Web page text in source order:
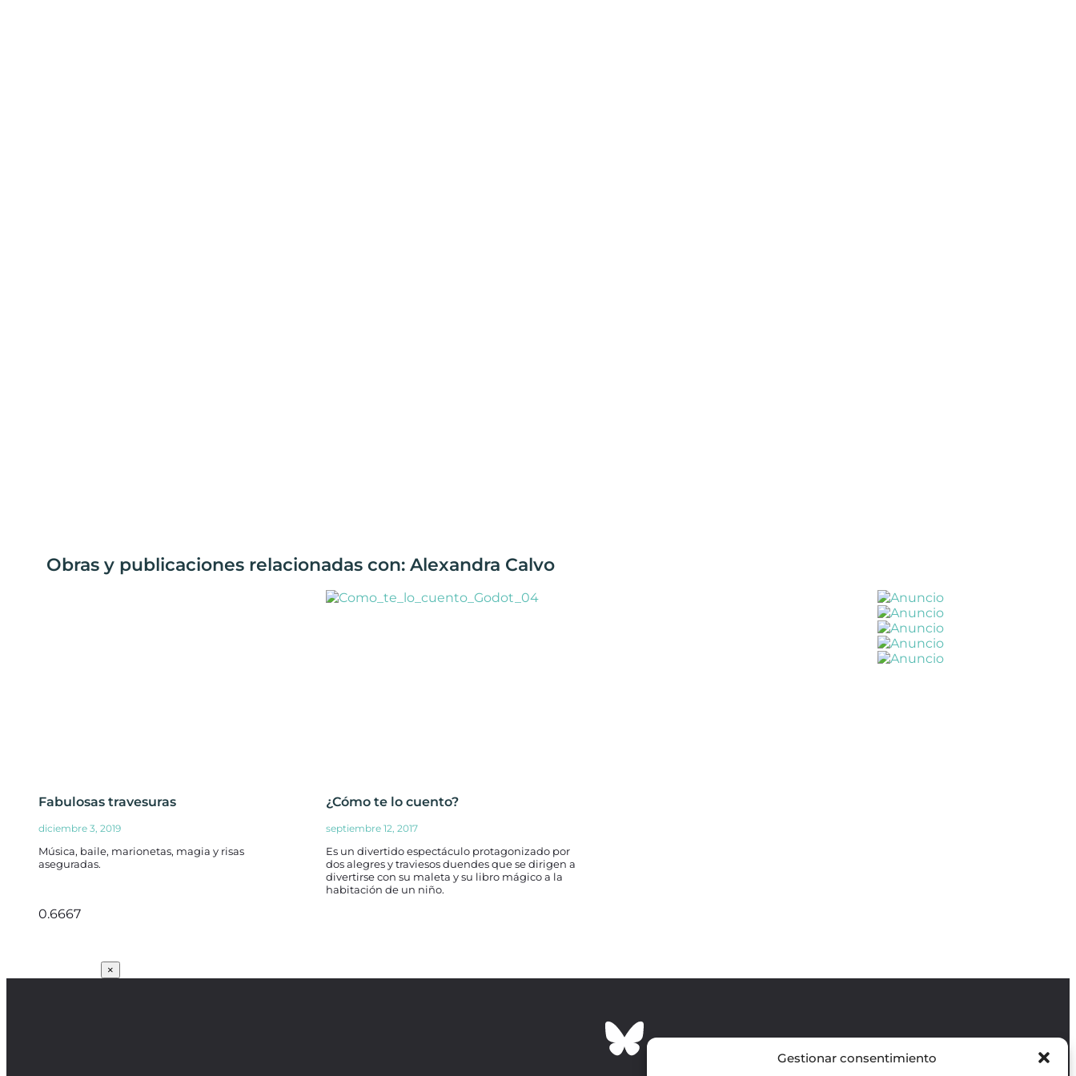
Gestionar consentimiento
Obras y publicaciones relacionadas con: Alexandra Calvo
Fabulosas travesuras
diciembre 3, 2019
Música, baile, marionetas, magia y risas
aseguradas.
¿Cómo te lo cuento?
septiembre 12, 2017
Es un divertido espectáculo protagonizado por
dos alegres y traviesos duendes que se dirigen a
divertirse con su maleta y su libro mágico a la
habitación de un niño.
×
Revista GODOT
es una revista